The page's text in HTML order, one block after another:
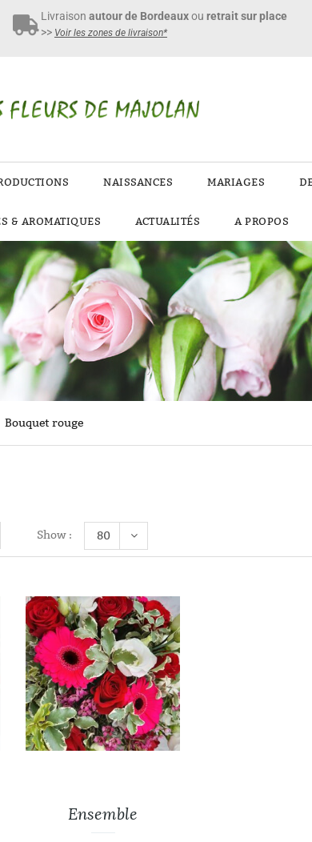
Livraison autour de Bordeauxou retrait sur place
>> Voir les zones de livraison*
NAISSANCES MARIAGES
& AROMATIQUES ACTUALITÉS A PROPOS
Bouquet rouge
Show : 80
Ensemble